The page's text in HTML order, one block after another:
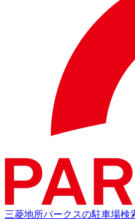
三菱地所パークスの駐車場検